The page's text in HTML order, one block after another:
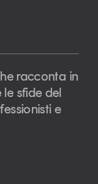
racconta in
sfide del
e